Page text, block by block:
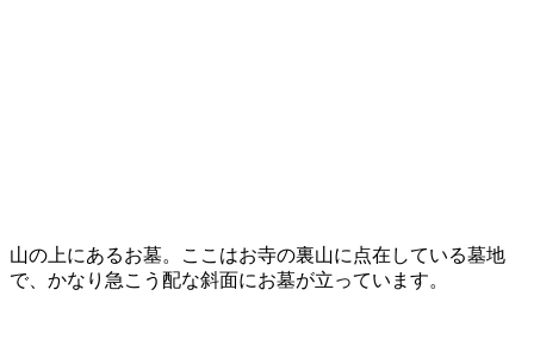
山の上にあるお墓。ここはお寺の裏山に点在している墓地
で、かなり急こう配な斜面にお墓が立っています。